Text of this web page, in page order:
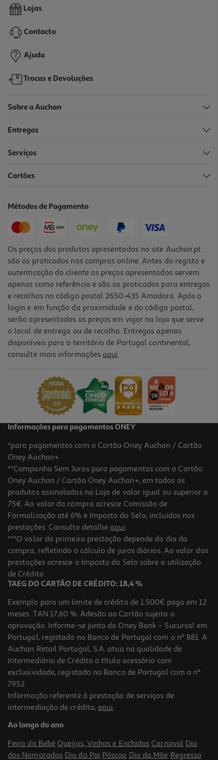
Livro Fragile Heart - Segue O Teu Coração - Livro 2 De Mona
Kasten
19,90 € PVP de editor
17,91 €
-10%
19,50 € PVP de editor
-10%
Livro Quero-Te Para Sempre De Sadie Kincaid
PVP de editor
17,55 €
-10%
Livro 33 Razões Para Te Voltar A Ver De Alice Kellen
17.91 €/un
19,90 € PVP de editor
17,91 €
-10%
Livro Tu És O Meu Paraíso De Erin Doom
19.71 €/un
PVP de editor
19,71 €
Lojas
Contacto
Ajuda
Trocas e Devoluções
Sobre a Auchan
Entregas
Serviços
Cartões
Métodos de Pagamento
Os preços dos produtos apresentados no site Auchan.pt
são os praticados nas compras online. Antes do registo e
autenticação do cliente os preços apresentados servem
apenas como referência e são os praticados para entregas
e recolhas no código postal 2650-435 Amadora. Após o
login e em função da proximidade e do código postal,
serão apresentados os preços em vigor na loja que serve
o local de entrega ou de recolha. Entregas apenas
disponíveis para o território de Portugal continental,
consulte mais informações aqui.
Informações para pagamentos ONEY
*para pagamentos com o Cartão Oney Auchan / Cartão
Oney Auchan+.
**Campanha Sem Juros para pagamentos com o Cartão
Oney Auchan / Cartão Oney Auchan+, em todos os
produtos assinalados na Loja de valor igual ou superior a
75€. Ao valor da compra acresce Comissão de
Formalização até 6% e Imposto do Selo, incluídos nas
prestações. Consulte detalhe aqui.
***O valor da primeira prestação depende do dia da
compra, refletindo o cálculo de juros diários. Ao valor das
prestações acresce o Imposto do Selo sobre a utilização
de Crédito.
TAEG DO CARTÃO DE CRÉDITO: 18,4 %
Exemplo para um limite de crédito de 1.500€ pago em 12
meses. TAN 17,60 %. Adesão ao Cartão sujeita a
aprovação. Informe-se junto do Oney Bank – Sucursal em
Portugal, registado no Banco de Portugal com o nº 881. A
Auchan Retail Portugal, S.A. atua na qualidade de
Intermediário de Crédito a título acessório com
exclusividade, registado no Banco de Portugal com o nº
7952.
Informação referente à prestação de serviços de
intermediação de crédito, aqui.
Ao longo do ano
Feira do Bebé Queijos, Vinhos e Enchidos Carnaval Dia
dos Namorados Dia do Pai Páscoa Dia da Mãe Regresso